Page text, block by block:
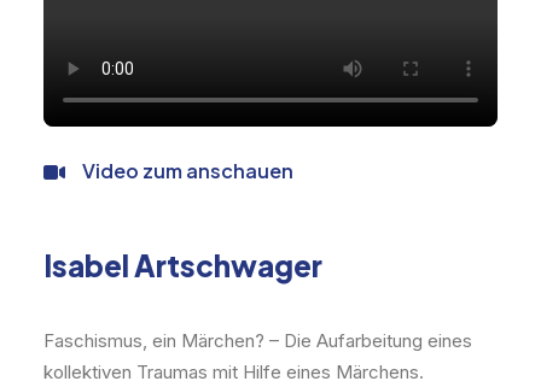
Video zum anschauen
Isabel Artschwager
Faschismus, ein Märchen? – Die Aufarbeitung eines
kollektiven Traumas mit Hilfe eines Märchens.